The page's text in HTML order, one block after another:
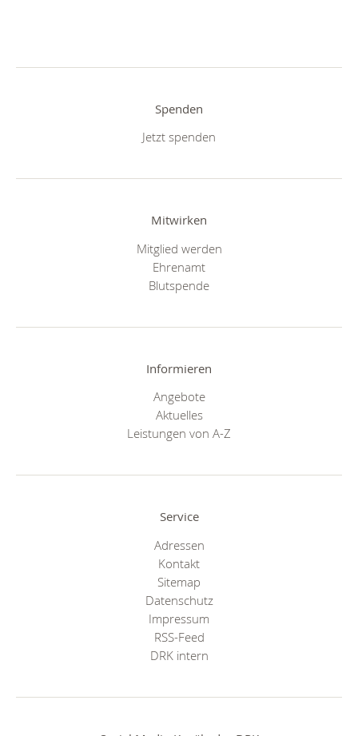
Spenden
Jetzt spenden
Mitwirken
Mitglied werden
Ehrenamt
Blutspende
Informieren
Angebote
Aktuelles
Leistungen von A-Z
Service
Adressen
Kontakt
Sitemap
Datenschutz
Impressum
RSS-Feed
DRK intern